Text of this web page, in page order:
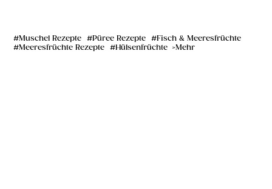
Muschel Rezepte Püree Rezepte
Fisch & Meeresfrüchte
Meeresfrüchte Rezepte
Hülsenfrüchte Mehr